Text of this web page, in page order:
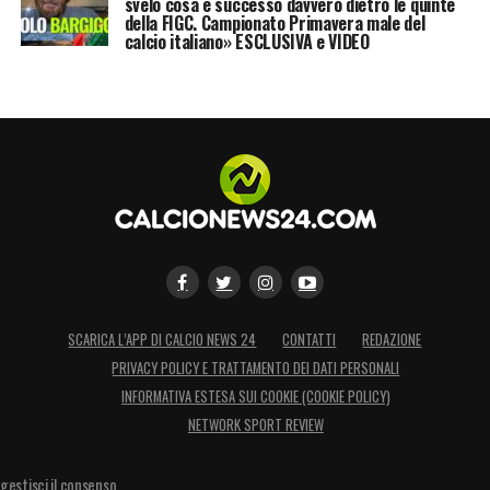
Udineseè tutt’altro che chiuso, e nuovi colpi
della FIGC. Campionato Primavera male del
calcio italiano» ESCLUSIVA e VIDEO
SCARICA L’APP DI CALCIO NEWS 24 CONTATTI
REDAZIONE
PRIVACY POLICY E TRATTAMENTO DEI DATI PERSONALI
INFORMATIVA ESTESA SUI COOKIE (COOKIE POLICY)
NETWORK SPORT REVIEW
gestisci il consenso